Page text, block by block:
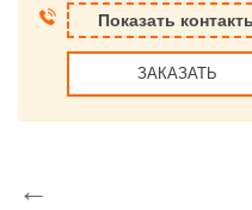
Показать
ЗАКАЗАТЬ
←